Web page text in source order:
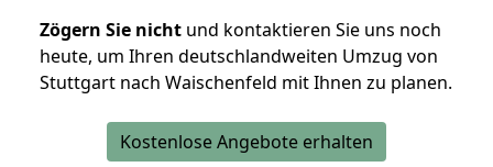
Zögern Sie nicht und kontaktieren Sie uns noch
heute, um Ihren deutschlandweiten Umzug von
Stuttgart nach Waischenfeld mit Ihnen zu planen.
Kostenlose Angebote erhalten